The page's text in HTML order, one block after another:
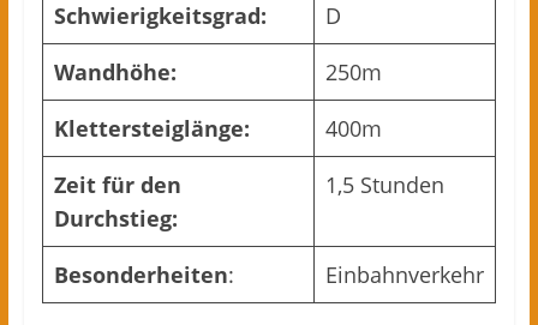
Schwierigkeitsgrad:
D
Wandhöhe:
250m
Klettersteiglänge:
400m
Zeit für den
Durchstieg:
1,5 Stunden
Besonderheiten: Einbahnverkehr